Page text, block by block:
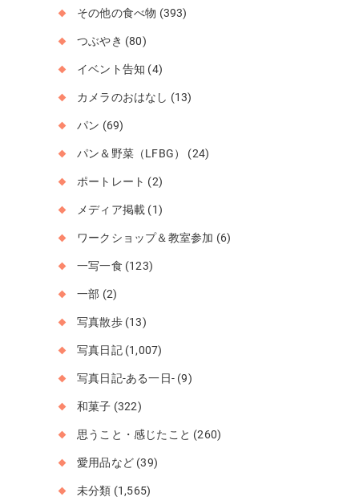
その他の食べ物 (393)
つぶやき (80)
イベント告知 (4)
カメラのおはなし (13)
パン (69)
パン＆野菜（LFBG） (24)
ポートレート (2)
メディア掲載 (1)
ワークショップ＆教室参加 (6)
一写一食 (123)
一部 (2)
写真散歩(13)
写真日記(1,007)
写真日記-ある一日- (9)
和菓子 (322)
思うこと・感じたこと (260)
愛用品など (39)
未分類 (1,565)